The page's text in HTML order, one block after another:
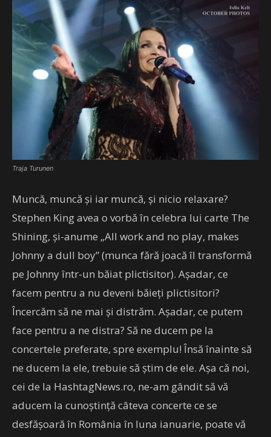
Traja Turunen
Muncă, muncă și iar muncă, și nicio relaxare?
Stephen King avea o vorbă în celebra lui carte The
Shining, și-anume „All work and no play, makes
Johnny a dull boy” (munca fără joacă îl transformă
pe Johnny într-un băiat plictisitor). Așadar, ce
facem pentru a nu deveni băieți plictisitori?
Încercăm să ne mai și distrăm. Așadar, ce putem
face pentru a ne distra? Să ne ducem pe la
concertele preferate, spre exemplu! Însă înainte să
ne ducem la ele, trebuie să știm de ele. Așa că noi,
cei de la HashtagNews.ro, ne-am gândit să vă
aducem la cunoștință câteva concerte ce se
desfășoară în România în luna ianuarie, poate vă